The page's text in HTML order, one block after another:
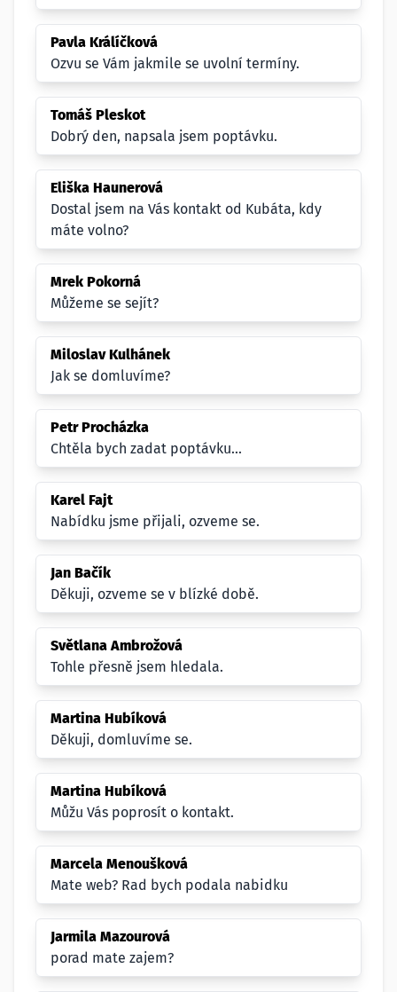
Pavla Králíčková
Ozvu se Vám jakmile se uvolní termíny.
Tomáš Pleskot
Dobrý den, napsala jsem poptávku.
Eliška Haunerová
Dostal jsem na Vás kontakt od Kubáta, kdy
máte volno?
Mrek Pokorná
Můžeme se sejít?
Miloslav Kulhánek
Jak se domluvíme?
Petr Procházka
Chtěla bych zadat poptávku...
Karel Fajt
Nabídku jsme přijali, ozveme se.
Jan Bačík
Děkuji, ozveme se v blízké době.
Světlana Ambrožová
Tohle přesně jsem hledala.
Martina Hubíková
Děkuji, domluvíme se.
Martina Hubíková
Můžu Vás poprosít o kontakt.
Marcela Menoušková
Mate web? Rad bych podala nabidku
Jarmila Mazourová
porad mate zajem?